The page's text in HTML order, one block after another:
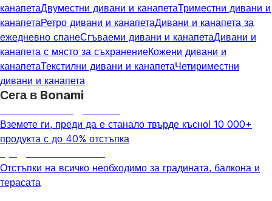
канапетаДвуместни дивани и канапетаТриместни дивани и
канапетаРетро дивани и канапетаДивани и канапета за
ежедневно спанеСгъваеми дивани и канапетаДивани и
канапета с място за съхранениеКожени дивани и
канапетаТекстилни дивани и канапетаЧетириместни
дивани и канапета
Сега в Bonami
Вземете ги, преди да е станало твърде късно! 10 000+
продукта с до 40% отстъпка
Отстъпки на всичко необходимо за градината, балкона и
терасата